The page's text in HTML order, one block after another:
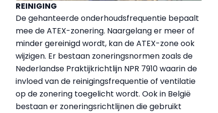
REINIGING
De gehanteerde onderhoudsfrequentie bepaalt
mee de ATEX-zonering. Naargelang er meer of
minder gereinigd wordt, kan de ATEX-zone ook
wijzigen. Er bestaan zoneringsnormen zoals de
Nederlandse Praktijkrichtlijn NPR 7910 waarin de
invloed van de reinigingsfrequentie of ventilatie
op de zonering toegelicht wordt. Ook in België
bestaan er zoneringsrichtlijnen die gebruikt